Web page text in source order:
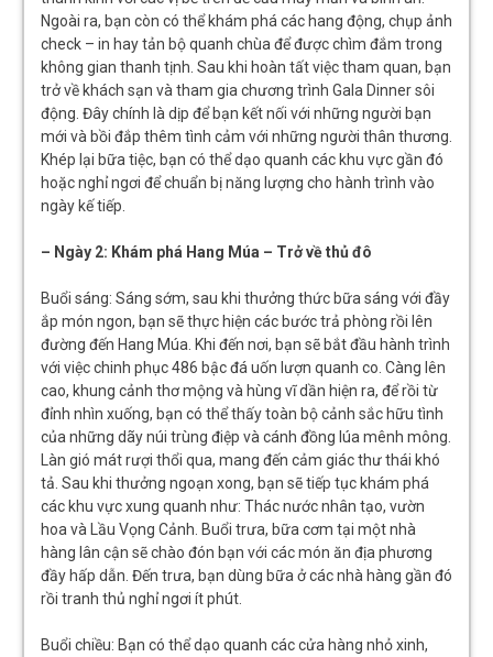
Ngoài ra, bạn còn có thể khám phá các hang động, chụp ảnh
check – in hay tản bộ quanh chùa để được chìm đắm trong
không gian thanh tịnh. Sau khi hoàn tất việc tham quan, bạn
trở về khách sạn và tham gia chương trình Gala Dinner sôi
động. Đây chính là dịp để bạn kết nối với những người bạn
mới và bồi đắp thêm tình cảm với những người thân thương.
Khép lại bữa tiệc, bạn có thể dạo quanh các khu vực gần đó
hoặc nghỉ ngơi để chuẩn bị năng lượng cho hành trình vào
ngày kế tiếp.
– Ngày 2: Khám phá Hang Múa – Trở về thủ đô
Buổi sáng: Sáng sớm, sau khi thưởng thức bữa sáng với đầy
ắp món ngon, bạn sẽ thực hiện các bước trả phòng rồi lên
đường đến Hang Múa. Khi đến nơi, bạn sẽ bắt đầu hành trình
với việc chinh phục 486 bậc đá uốn lượn quanh co. Càng lên
cao, khung cảnh thơ mộng và hùng vĩ dần hiện ra, để rồi từ
đỉnh nhìn xuống, bạn có thể thấy toàn bộ cảnh sắc hữu tình
của những dãy núi trùng điệp và cánh đồng lúa mênh mông.
Làn gió mát rượi thổi qua, mang đến cảm giác thư thái khó
tả. Sau khi thưởng ngoạn xong, bạn sẽ tiếp tục khám phá
các khu vực xung quanh như: Thác nước nhân tạo, vườn
hoa và Lầu Vọng Cảnh. Buổi trưa, bữa cơm tại một nhà
hàng lân cận sẽ chào đón bạn với các món ăn địa phương
đầy hấp dẫn. Đến trưa, bạn dùng bữa ở các nhà hàng gần đó
rồi tranh thủ nghỉ ngơi ít phút.
Buổi chiều: Bạn có thể dạo quanh các cửa hàng nhỏ xinh,